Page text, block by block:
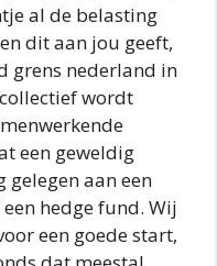
al de belasting
dit aan jou geeft,
grens nederland in
wordt
een geweldig
gelegen aan een
hedge fund. Wij
een goede start,